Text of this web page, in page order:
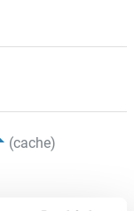
(cache)